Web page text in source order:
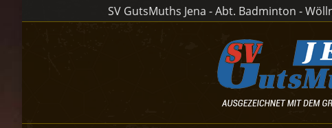
SV GutsMuths Jena - Abt. Badminton -